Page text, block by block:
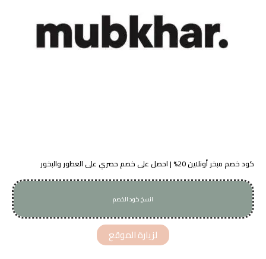
كود خصم مبخر أونلاين 20% | احصل على خصم حصري على العطور والبخور
انسخ كود الخصم
A99
لزيارة الموقع